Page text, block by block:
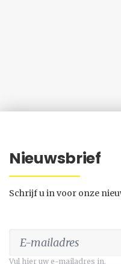
Nieuwsbrief
Schrijf u in voor onze
Vul hier uw e-mailadres in.